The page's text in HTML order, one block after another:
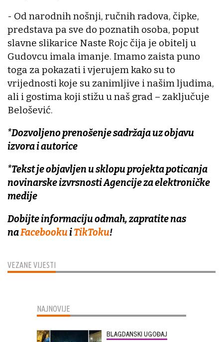
VEZANE VIJESTI
- Od narodnih nošnji, ručnih radova, čipke,
predstava pa sve do poznatih osoba, poput
slavne slikarice Naste Rojc čija je obitelj u
Gudovcu imala imanje. Imamo zaista puno
toga za pokazati i vjerujem kako su to
vrijednosti koje su zanimljive i našim ljudima,
ali i gostima koji stižu u naš grad – zaključuje
Belošević.
*Dozvoljeno prenošenje sadržaja uz objavu
izvora i autorice
*Tekst je objavljen u sklopu projekta poticanja
novinarske izvrsnosti Agencije za elektroničke
medije
Dobijte informaciju odmah, zapratite nas
naFacebookuiTikToku!
NAJNOVIJE
BLAGDANSKI UGOĐAJ